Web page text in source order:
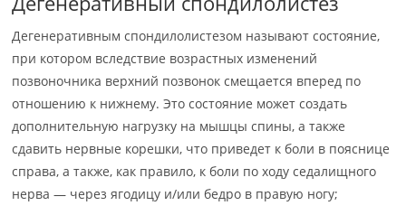
Дегенеративным спондилолистезом называют состояние,
при котором вследствие возрастных изменений
позвоночника верхний позвонок смещается вперед по
отношению к нижнему. Это состояние может создать
дополнительную нагрузку на мышцы спины, а также
сдавить нервные корешки, что приведет к боли в пояснице
справа, а также, как правило, к боли по ходу седалищного
нерва — через ягодицу и/или бедро в правую ногу;